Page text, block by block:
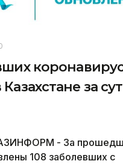
за
- За
108 заболевших с